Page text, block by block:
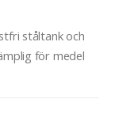
ståltank och
för medel